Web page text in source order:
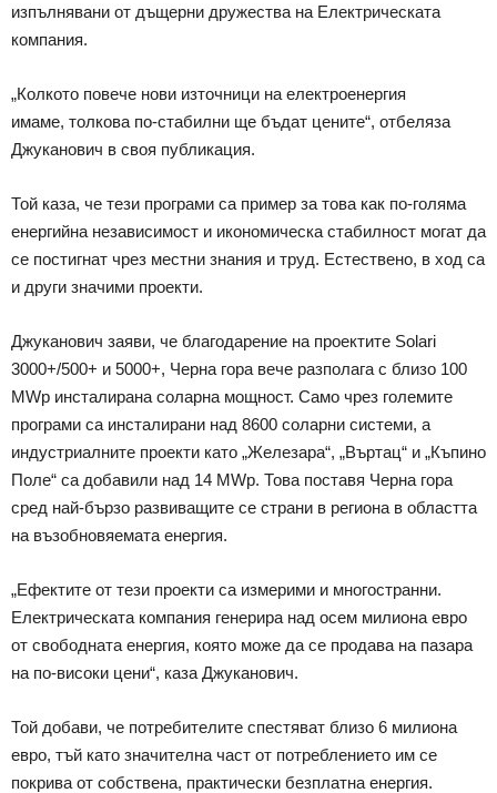
изпълнявани от дъщерни дружества на Електрическата
компания.
„Колкото повече нови източници на електроенергия
имаме, толкова по-стабилни ще бъдат цените“, отбеляза
Джуканович в своя публикация.
Той каза, че тези програми са пример за това как по-голяма
енергийна независимост и икономическа стабилност могат да
се постигнат чрез местни знания и труд. Естествено, в ход са
и други значими проекти.
Джуканович заяви, че благодарение на проектите Solari
3000+/500+ и 5000+, Черна гора вече разполага с близо 100
MWp инсталирана соларна мощност. Само чрез големите
програми са инсталирани над 8600 соларни системи, а
индустриалните проекти като „Железара“, „Въртац“ и „Къпино
Поле“ са добавили над 14 MWp. Това поставя Черна гора
сред най-бързо развиващите се страни в региона в областта
на възобновяемата енергия.
„Ефектите от тези проекти са измерими и многостранни.
Електрическата компания генерира над осем милиона евро
от свободната енергия, която може да се продава на пазара
на по-високи цени“, каза Джуканович.
Той добави, че потребителите спестяват близо 6 милиона
евро, тъй като значителна част от потреблението им се
покрива от собствена, практически безплатна енергия.